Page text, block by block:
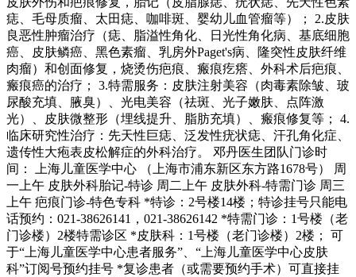
痣、毛母质瘤、太田痣、咖啡斑、婴幼儿血管瘤等）； 2.皮肤
良恶性肿瘤治疗（痣、脂溢性角化、日光性角化病、基底细胞
癌、皮肤鳞癌、黑色素瘤、乳房外Paget's病、隆突性皮肤纤维
肉瘤）和创面修复，烧烫伤疤痕、瘢痕疙瘩、外科术后疤痕、
瘢痕癌的治疗； 3.特需服务：皮肤注射美容（肉毒素除皱、玻
尿酸充填、腋臭）、光电美容（祛斑、光子嫩肤、点阵激
光）、皮肤微整形（埋线提升、脂肪充填）、瘢痕修复等； 4.
临床研究性治疗：先天性巨痣、泛发性疣状痣、汗孔角化症、
遗传性大疱表皮松解症的外科治疗。 邓丹医生团队门诊时
间： 上海儿童医学中心 （上海市浦东新区东方路1678号） 周
一上午 皮肤外科胎记-特诊 周二上午 皮肤外科-特需门诊 周三
上午 疤痕门诊-特色专科 *特诊：2号楼14楼；特诊挂号只能电
话预约：021-38626141，021-38626142 *特需门诊：1号楼（老
门诊楼）2楼特需诊区 *皮肤科：1号楼（老门诊楼）2楼； 可
于“上海儿童医学中心患者服务”、“上海儿童医学中心皮肤
科”订阅号预约挂号 *复诊患者（或需要预约手术）可直接挂